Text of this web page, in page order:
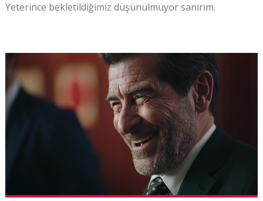
Yeterince bekletildiğimiz düşünülmüyor sanırım.